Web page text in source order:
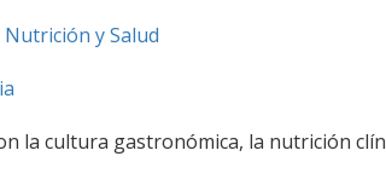
y Salud
la cultura gastronómica, la nutrición